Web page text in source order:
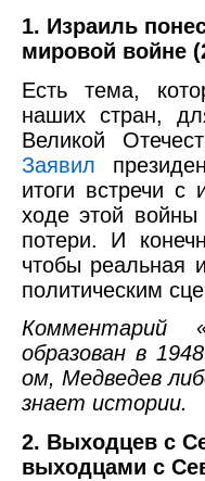
1. Израиль
мировой войне
Есть тема,
наших стран,
Великой
Заявил
итоги встречи
ходе этой войны
потери. И
чтобы реальная
политическим
Комментарий
образован в
ом, Медведев
знает истории.
2. Выходцев с
выходцами с